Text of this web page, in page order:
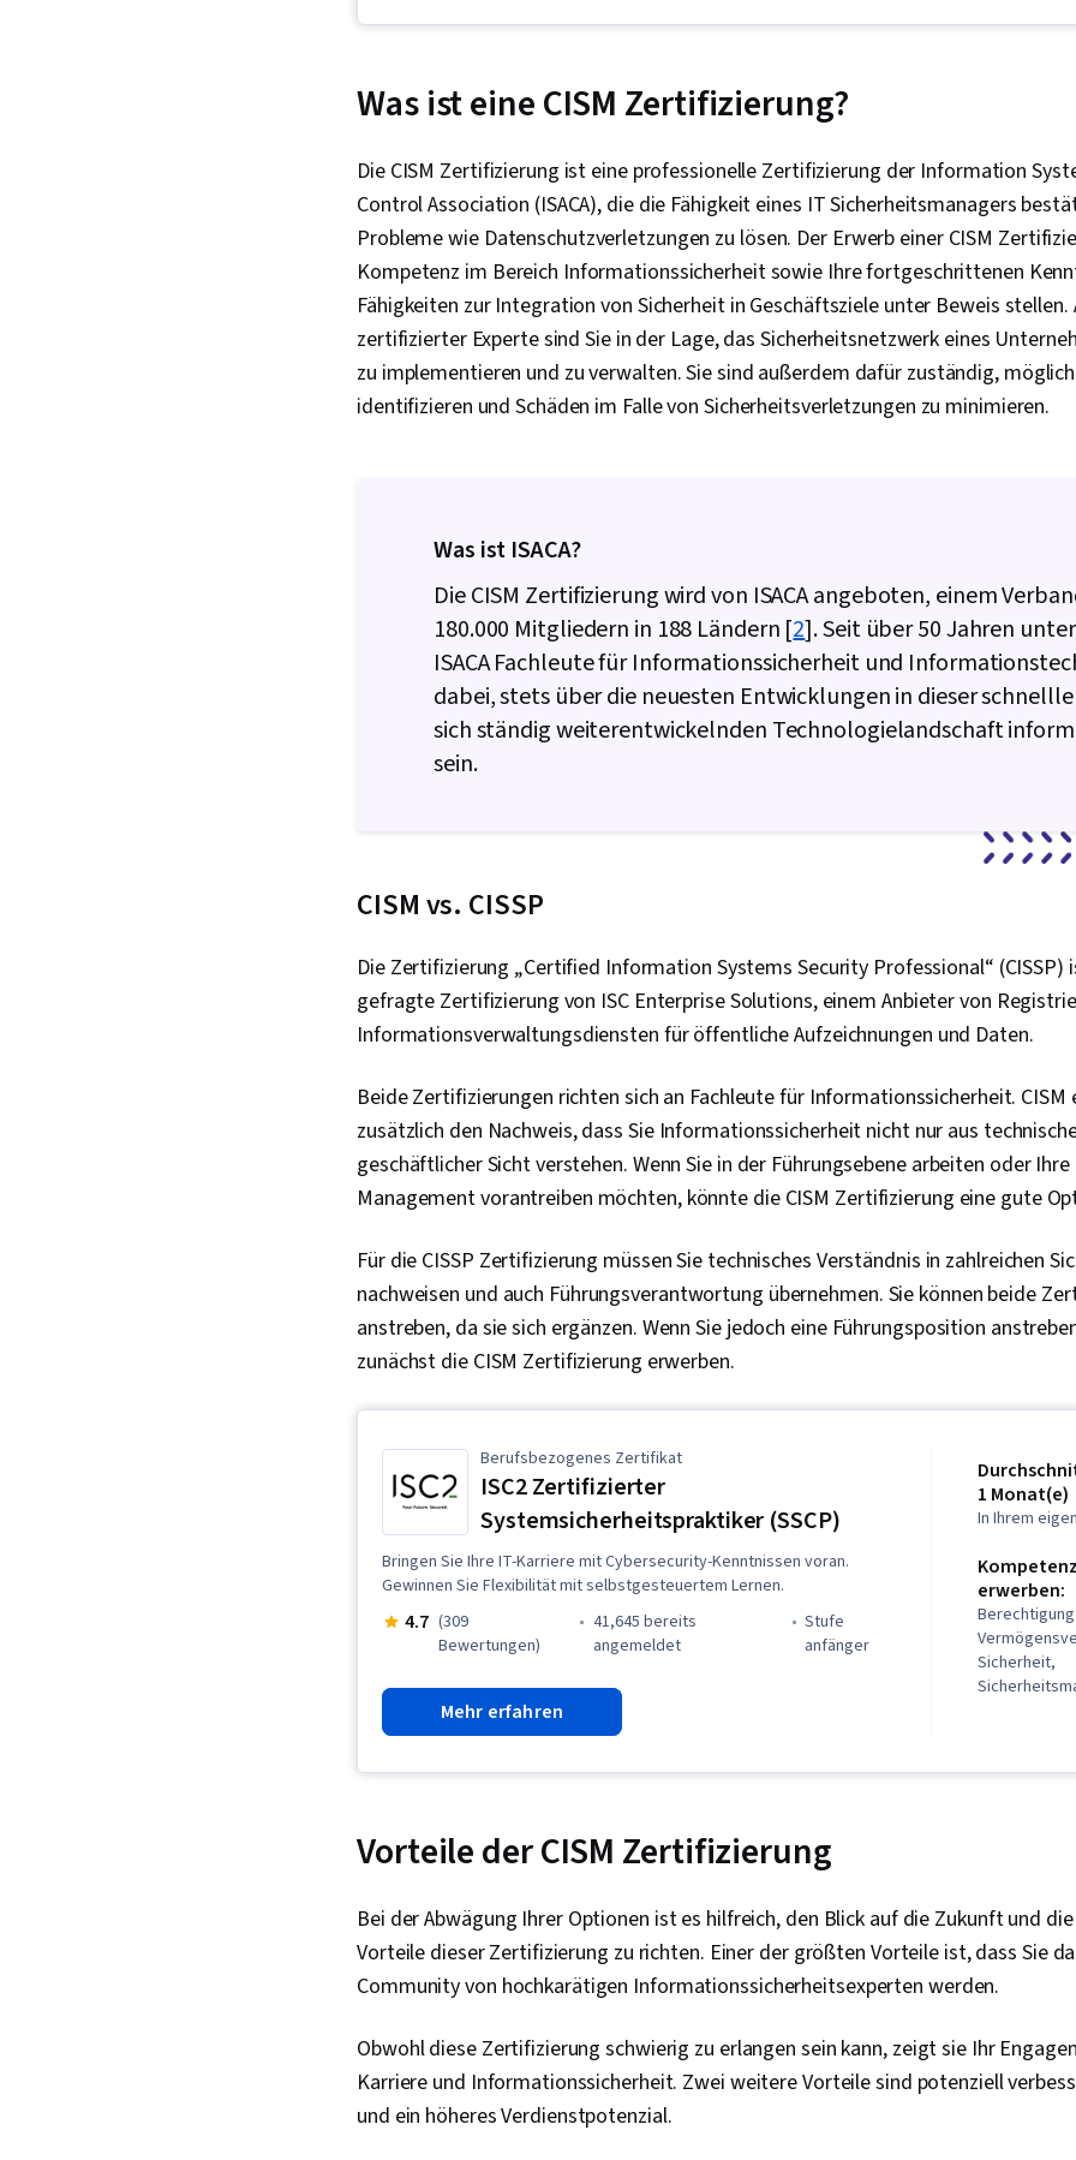
Vorfälle,
Web-
Verwaltung
Tools,
Kenntnisse,
KI,
Google
Cyber-
Datei-E/A,
Entwicklung,
importieren/
Grundsätze
Computer-
private
Cloud-
Cloud
der
Malware,
Application
(OWASP),
Vermögens
Was ist eine CISM Zertifizierung?
Die CISM Zertifizierung ist eine professionelle Zertifizierung der Information
Control Association (ISACA), die die Fähigkeit eines IT Sicherheitsmanagers
Probleme wie Datenschutzverletzungen zu lösen. Der Erwerb einer CISM
Kompetenz im Bereich Informationssicherheit sowie Ihre fortgeschrittenen
Fähigkeiten zur Integration von Sicherheit in Geschäftsziele unter Beweis stellen.
zertifizierter Experte sind Sie in der Lage, das Sicherheitsnetzwerk eines
zu implementieren und zu verwalten. Sie sind außerdem dafür zuständig,
identifizieren und Schäden im Falle von Sicherheitsverletzungen zu minimieren.
Was ist ISACA?
Die CISM Zertifizierung wird von ISACA angeboten, einem
180.000 Mitgliedern in 188 Ländern [2]. Seit über 50 Jahren
ISACA Fachleute für Informationssicherheit und
dabei, stets über die neuesten Entwicklungen in dieser
sich ständig weiterentwickelnden Technologielandschaft
sein.
CISM vs. CISSP
Die Zertifizierung „Certified Information Systems Security Professional“ (CISSP)
gefragte Zertifizierung von ISC Enterprise Solutions, einem Anbieter von
Informationsverwaltungsdiensten für öffentliche Aufzeichnungen und Daten.
Beide Zertifizierungen richten sich an Fachleute für Informationssicherheit.
zusätzlich den Nachweis, dass Sie Informationssicherheit nicht nur aus
geschäftlicher Sicht verstehen. Wenn Sie in der Führungsebene arbeiten oder
Management vorantreiben möchten, könnte die CISM Zertifizierung eine gute
Für die CISSP Zertifizierung müssen Sie technisches Verständnis in zahlreichen
nachweisen und auch Führungsverantwortung übernehmen. Sie können beide
anstreben, da sie sich ergänzen. Wenn Sie jedoch eine Führungsposition
zunächst die CISM Zertifizierung erwerben.
Berufsbezogenes Zertifikat
ISC2 Zertifizierter
Systemsicherheitspraktiker (SSCP)
Bringen Sie Ihre IT-Karriere mit Cybersecurity-Kenntnissen voran.
Gewinnen Sie Flexibilität mit selbstgesteuertem Lernen.
4.7 (309
Bewertungen)
41,645 bereits
angemeldet
stufe
anfänger
Mehr erfahren
1 Monat(e)
In Ihrem
erwerben:
Sicherheit,
MITRE
Bewertung
Daten-Ethik,
Vorteile der CISM Zertifizierung
Bei der Abwägung Ihrer Optionen ist es hilfreich, den Blick auf die Zukunft und
Vorteile dieser Zertifizierung zu richten. Einer der größten Vorteile ist, dass Sie
Community von hochkarätigen Informationssicherheitsexperten werden.
Obwohl diese Zertifizierung schwierig zu erlangen sein kann, zeigt sie Ihr
Karriere und Informationssicherheit. Zwei weitere Vorteile sind potenziell
und ein höheres Verdienstpotenzial.